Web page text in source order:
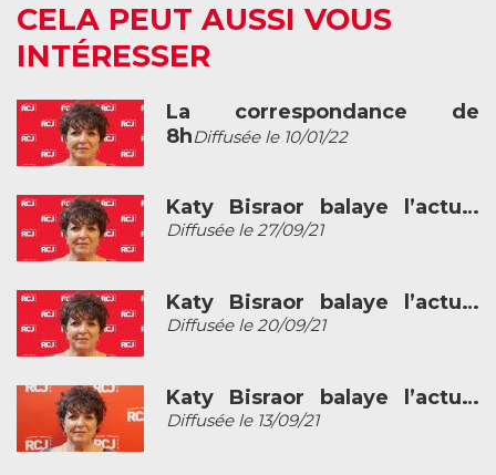
CELA PEUT AUSSI VOUS
INTÉRESSER
La correspondance de
8hDiffusée le 10/01/22
Katy Bisraor balaye l’actu…
Diffusée le 27/09/21
Katy Bisraor balaye l’actu…
Diffusée le 20/09/21
Katy Bisraor balaye l’actu…
Diffusée le 13/09/21